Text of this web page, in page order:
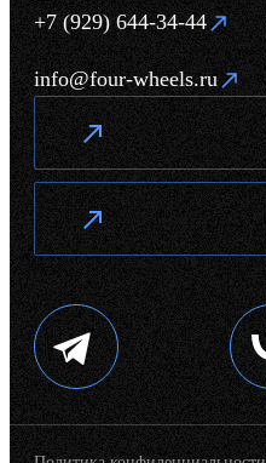
+7 (929) 644-34-44
info@four-wheels.ru